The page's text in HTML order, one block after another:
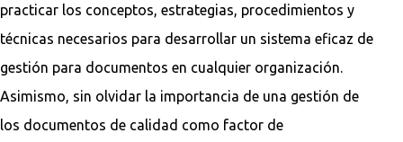
practicar los conceptos, estrategias, procedimientos y
técnicas necesarios para desarrollar un sistema eficaz de
gestión para documentos en cualquier organización.
Asimismo, sin olvidar la importancia de una gestión de
los documentos de calidad como factor de